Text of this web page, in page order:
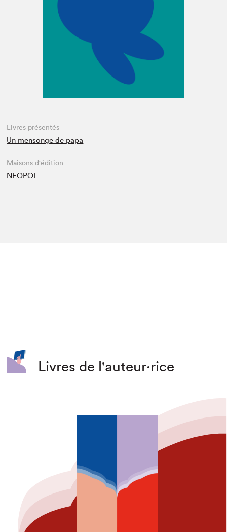
Espace enseignant·e·s
Espace pro
Livres présentés
Un mensonge de papa
Maisons d'édition
NEOPOL
Livres de l'auteur·rice